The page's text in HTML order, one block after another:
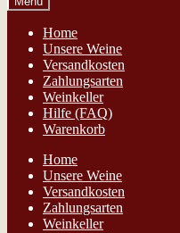
Home
Unsere Weine
Versandkosten
Zahlungsarten
Weinkeller
Hilfe (FAQ)
Warenkorb
Home
Unsere Weine
Versandkosten
Zahlungsarten
Weinkeller